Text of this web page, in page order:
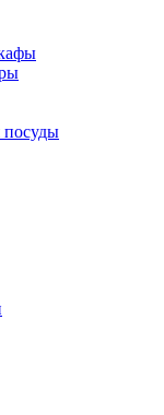
посуды